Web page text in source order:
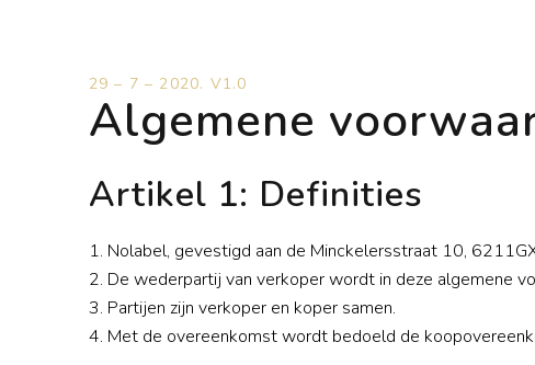
29 – 7 – 2020. V1.0
Algemene
Artikel 1: Definities
1. Nolabel, gevestigd aan de Minckelersstraat 10,
2. De wederpartij van verkoper wordt in deze algemene
3. Partijen zijn verkoper en koper samen.
4. Met de overeenkomst wordt bedoeld de